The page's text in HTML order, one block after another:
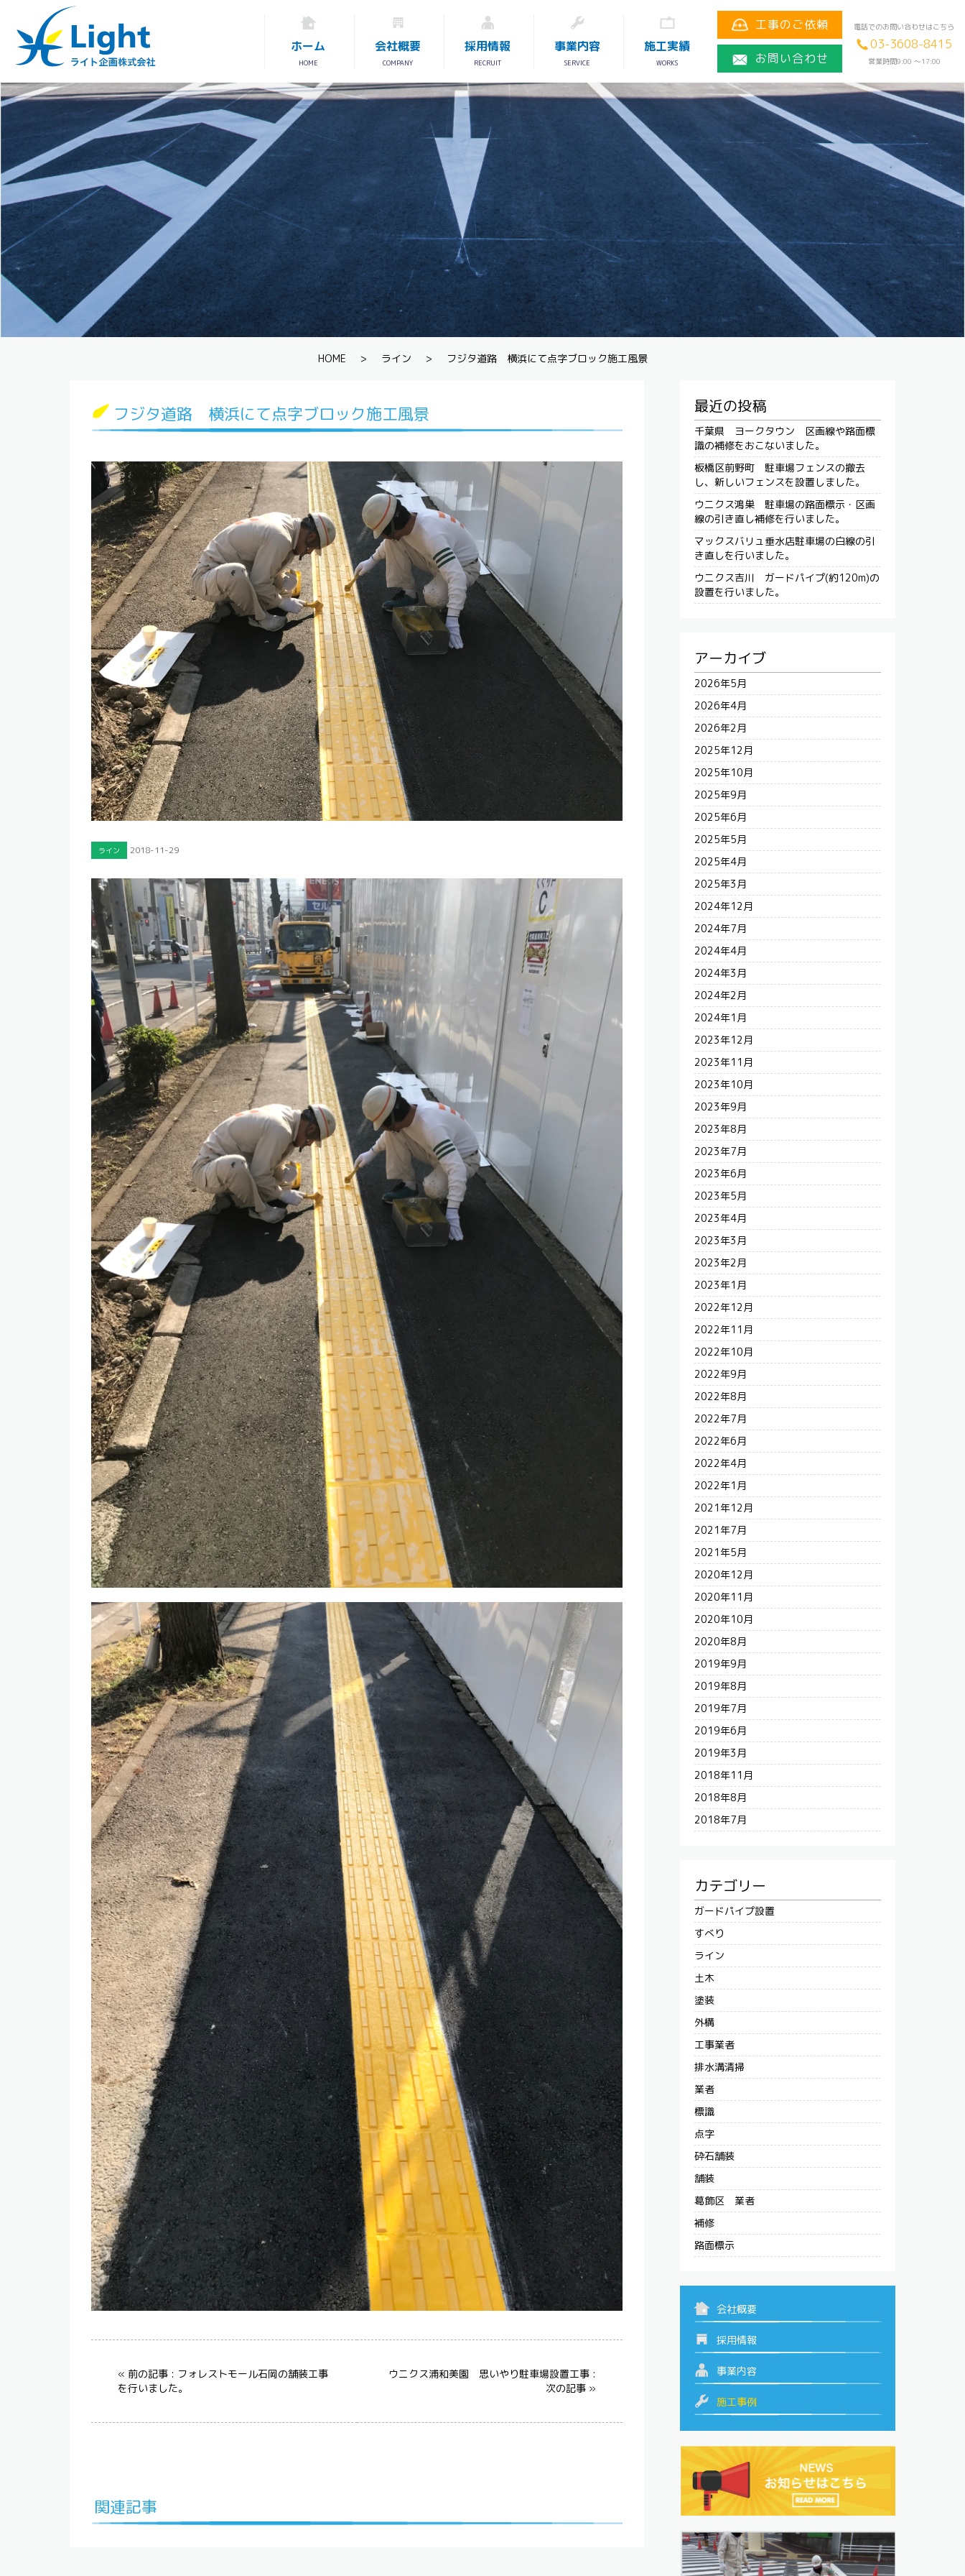
工事のご依頼
お問い合わせ
電話でのお問い合わせはこちら
03-3608-8415
営業時間9:00 〜17:00
ホーム
HOME
会社概要
COMPANY
採用情報
RECRUIT
事業内容
SERVICE
施工実績
WORKS
HOME > ライン > フジタ道路 横浜にて点字ブロック施工風景
フジタ道路 横浜にて点字ブロック施工風景
ライン 2018-11-29
« 前の記事 : フォレストモール石岡の舗装工事
を行いました。
ウニクス浦和美園 思いやり駐車場設置工事 :
次の記事 »
関連記事
最近の投稿
千葉県 ヨークタウン 区画線や路面標
識の補修をおこないました。
板橋区前野町 駐車場フェンスの撤去
し、新しいフェンスを設置しました。
ウニクス鴻巣 駐車場の路面標示・区画
線の引き直し補修を行いました。
マックスバリュ垂水店駐車場の白線の引
き直しを行いました。
ウニクス吉川 ガードパイプ(約120m)の
設置を行いました。
アーカイブ
2026年5月
2026年4月
2026年2月
2025年12月
2025年10月
2025年9月
2025年6月
2025年5月
2025年4月
2025年3月
2024年12月
2024年7月
2024年4月
2024年3月
2024年2月
2024年1月
2023年12月
2023年11月
2023年10月
2023年9月
2023年8月
2023年7月
2023年6月
2023年5月
2023年4月
2023年3月
2023年2月
2023年1月
2022年12月
2022年11月
2022年10月
2022年9月
2022年8月
2022年7月
2022年6月
2022年4月
2022年1月
2021年12月
2021年7月
2021年5月
2020年12月
2020年11月
2020年10月
2020年8月
2019年9月
2019年8月
2019年7月
2019年6月
2019年3月
2018年11月
2018年8月
2018年7月
カテゴリー
ガードパイプ設置
すべり
ライン
土木
塗装
外構
工事業者
排水溝清掃
業者
標識
点字
砕石舗装
舗装
葛飾区 業者
補修
路面標示
会社概要
採用情報
事業内容
施工事例